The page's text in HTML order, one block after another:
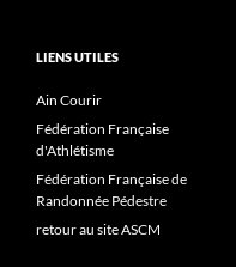
LIENS UTILES
Ain Courir
Fédération Française
d'Athlétisme
Fédération Française de
Randonnée Pédestre
retour au site ASCM